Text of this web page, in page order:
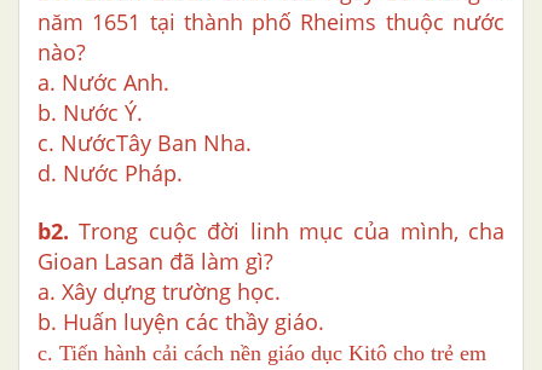
năm 1651 tại thành phố Rheims thuộc nước
nào?
a. Nước Anh.
b. Nước Ý.
c. NướcTây Ban Nha.
d. Nước Pháp.
b2. Trong cuộc đời linh mục của mình, cha
Gioan Lasan đã làm gì?
a. Xây dựng trường học.
b. Huấn luyện các thầy giáo.
c. Tiến hành cải cách nền giáo dục Kitô cho trẻ em